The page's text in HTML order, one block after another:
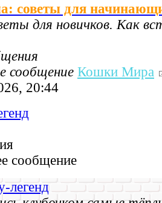
советы для
для новичков. Как
сообщение Кошки Мира
20:44
сообщение
легенд